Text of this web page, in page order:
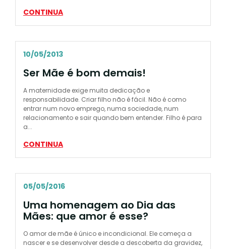
CONTINUA
10/05/2013
Ser Mãe é bom demais!
A maternidade exige muita dedicação e
responsabilidade. Criar filho não é fácil. Não é como
entrar num novo emprego, numa sociedade, num
relacionamento e sair quando bem entender. Filho é para
a...
CONTINUA
05/05/2016
Uma homenagem ao Dia das
Mães: que amor é esse?
O amor de mãe é único e incondicional. Ele começa a
nascer e se desenvolver desde a descoberta da gravidez,